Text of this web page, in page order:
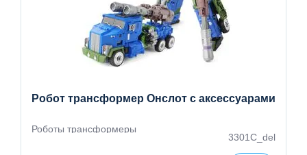
Робот трансформер Онслот с аксессуарами
Роботы трансформеры
3301C_del